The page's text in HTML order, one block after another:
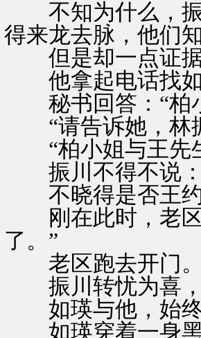
不知为什么，振
得来龙去脉，他们
但是却一点证据
他拿起电话找如
秘书回答：“柏
“请告诉她，林
“柏小姐与王先
振川不得不说：
不晓得是否王约
刚在此时，老区
了。”
老区跑去开门。
振川转忧为喜，
如瑛与他，始终
如瑛穿着一身黑